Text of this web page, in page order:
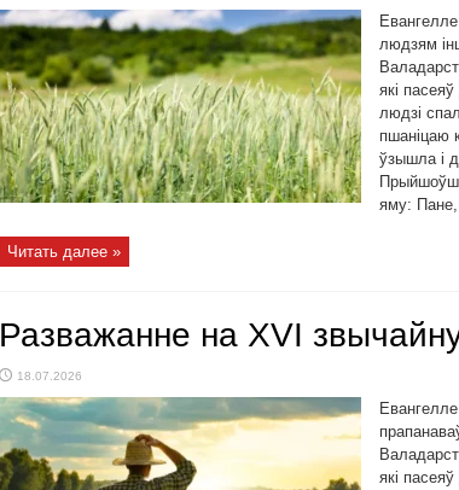
людзям
які
людзі
пшаніцаю
ўзышла і
яму: Пане,
Читать далее »
Разважанне на ХVI
18.07.2026
які